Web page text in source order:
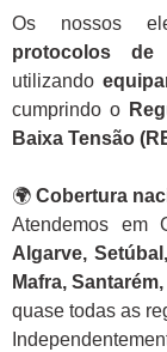
Os nossos
protocolos de
utilizando
cumprindo o
Baixa Tensão
🌍 Cobertura
Atendemos em
Algarve,
Mafra,
quase todas as